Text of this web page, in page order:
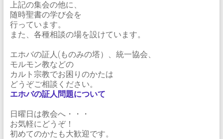
上記の集会の他に、
随時聖書の学び会を
行っています。
また、各種相談の場を設けています。
エホバの証人(ものみの塔）、統一協会、
モルモン教などの
カルト宗教でお困りのかたは
どうぞご相談ください。
エホバの証人問題について
日曜日は教会へ・・・
お気軽にどうぞ！
初めてのかたも大歓迎です。